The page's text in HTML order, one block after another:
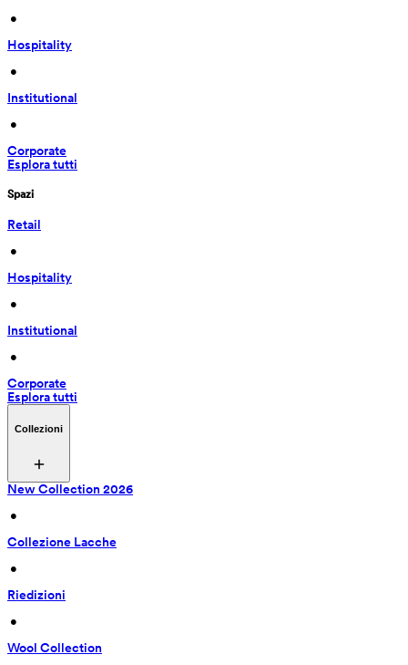
•
Hospitality
•
Institutional
•
Corporate
Esplora tutti
Spazi
Retail
•
Hospitality
•
Institutional
•
Corporate
Esplora tutti
Collezioni
New Collection 2026
•
Collezione Lacche
•
Riedizioni
•
Wool Collection